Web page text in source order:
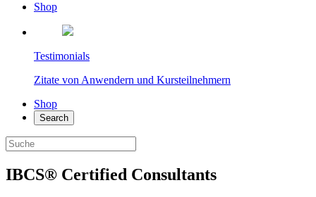
Shop
Testimonials
Zitate von Anwendern und Kursteilnehmern
Shop
Search
IBCS® Certified Consultants